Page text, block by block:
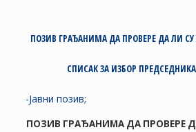
ПОЗИВ ГРАЂАНИМА ДА ПРОВЕРЕ ДА ЛИ
СПИСАК ЗА ИЗБОР
-Јавни позив;
ПОЗИВ ГРАЂАНИМА ДА ПРОВЕРЕ